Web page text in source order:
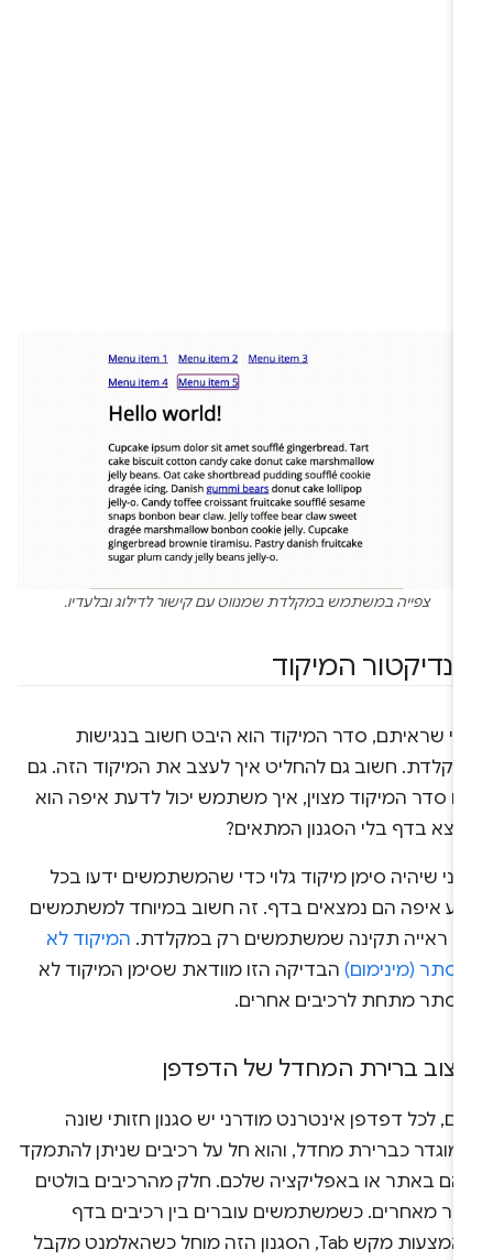
צפייה במשתמש במקלדת שמנווט עם קישור לדילוג ובלעדיו.
המיקוד
שראיתם, סדר המיקוד הוא היבט חשוב בנגישות
חשוב גם להחליט איך לעצב את המיקוד הזה. גם
סדר המיקוד מצוין, איך משתמש יכול לדעת איפה הוא
בדף בלי הסגנון המתאים?
שיהיה סימן מיקוד גלוי כדי שהמשתמשים ידעו בכל
איפה הם נמצאים בדף. זה חשוב במיוחד למשתמשים
ראייה תקינה שמשתמשים רק במקלדת.המיקוד לא
(מינימום)הבדיקה הזו מוודאת שסימן המיקוד לא
מתחת לרכיבים אחרים.
ברירת המחדל של הדפדפן
לכל דפדפן אינטרנט מודרני יש סגנון חזותי שונה
כברירת מחדל, והוא חל על רכיבים שניתן להתמקד
באתר או באפליקציה שלכם. חלק מהרכיבים בולטים
מאחרים. כשמשתמשים עוברים בין רכיבים בדף
באמצעות מקש Tab, הסגנון הזה מוחל כשהאלמנט מקבל